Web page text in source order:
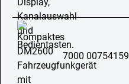
7000 00754159